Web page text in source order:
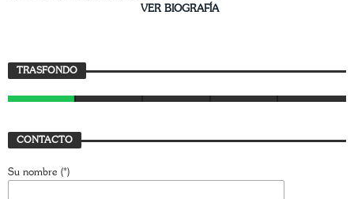
VER BIOGRAFÍA
TRASFONDO
JAVIER BUSTAMANTE
CONTACTO
Su nombre (*)